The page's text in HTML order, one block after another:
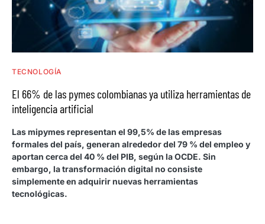
TECNOLOGÍA
El 66% de las pymes colombianas ya utiliza herramientas de
inteligencia artificial
Las mipymes representan el 99,5% de las empresas
formales del país, generan alrededor del 79 % del empleo y
aportan cerca del 40 % del PIB, según la OCDE. Sin
embargo, la transformación digital no consiste
simplemente en adquirir nuevas herramientas
tecnológicas.